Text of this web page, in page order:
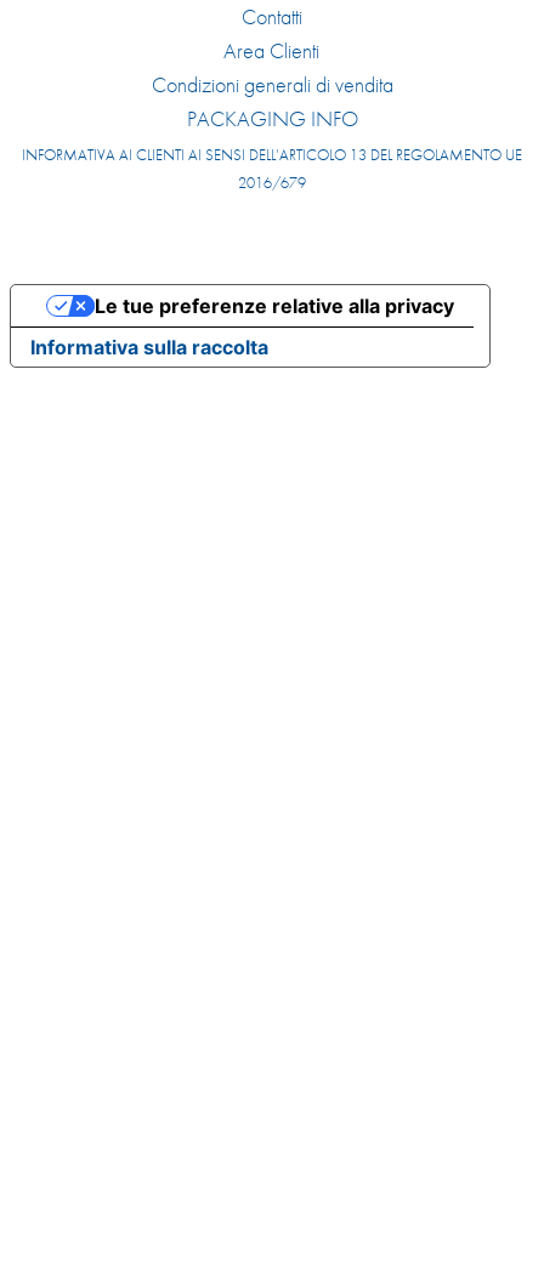
Contatti
Area Clienti
Condizioni generali di vendita
PACKAGING INFO
INFORMATIVA AI CLIENTI AI SENSI DELL’ARTICOLO 13 DEL REGOLAMENTO UE
2016/679
Informativa sulla raccolta
Le tue preferenze relative alla privacy